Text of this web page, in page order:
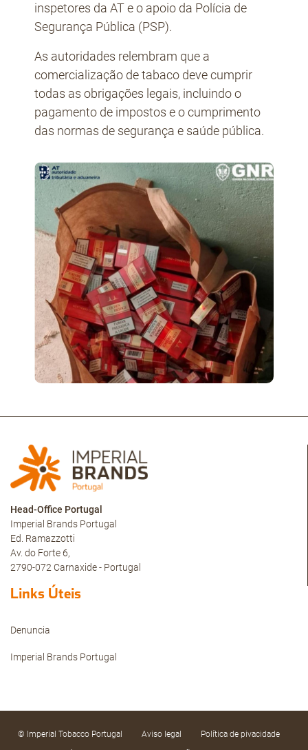
inspetores da AT e o apoio da Polícia de
Segurança Pública (PSP).
As autoridades relembram que a
comercialização de tabaco deve cumprir
todas as obrigações legais, incluindo o
pagamento de impostos e o cumprimento
das normas de segurança e saúde pública.
Head-Office Portugal
Imperial Brands Portugal
Ed. Ramazzotti
Av. do Forte 6,
2790-072 Carnaxide - Portugal
Links Úteis
Denuncia
Imperial Brands Portugal
© Imperial Tobacco Portugal Aviso legal
Política de pivacidade